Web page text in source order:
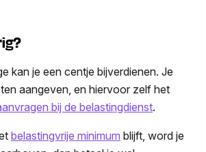
kan je een centje bijverdienen. Je
aangeven, en hiervoor zelf het
bij de belastingdienst.
belastingvrije minimum blijft, word je